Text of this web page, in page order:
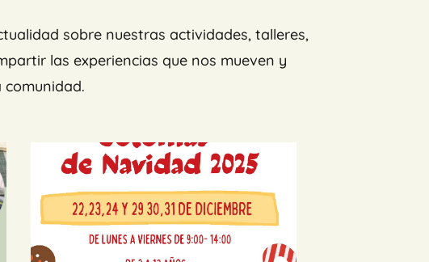
sobre nuestras actividades, talleres,
las experiencias que nos mueven y